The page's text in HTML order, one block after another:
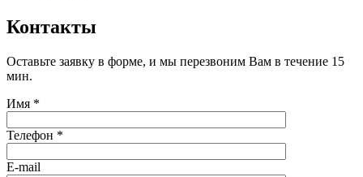
Контакты
Оставьте заявку в форме, и мы перезвоним Вам в течение 15
мин.
Имя *
Телефон *
E-mail